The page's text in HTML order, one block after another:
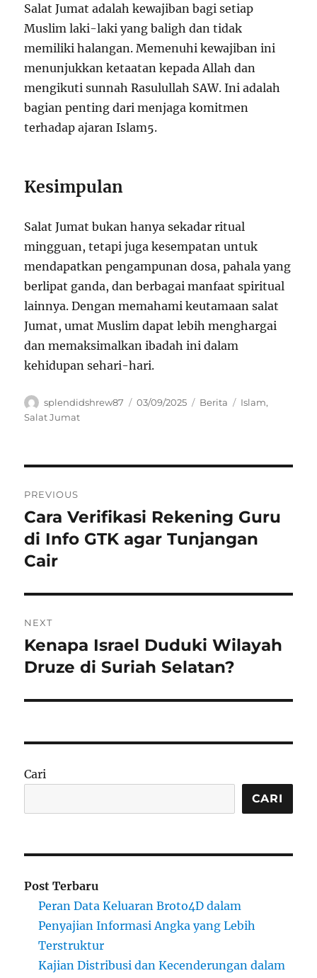
Salat Jumat adalah kewajiban bagi setiap
Muslim laki-laki yang baligh dan tidak
memiliki halangan. Memenuhi kewajiban ini
menunjukkan ketaatan kepada Allah dan
mengikuti sunnah Rasulullah SAW. Ini adalah
bagian penting dari menjaga komitmen
terhadap ajaran Islam5.
Kesimpulan
Salat Jumat bukan hanya sekadar ritual
mingguan, tetapi juga kesempatan untuk
mendapatkan pengampunan dosa, pahala yang
berlipat ganda, dan berbagai manfaat spiritual
lainnya. Dengan memahami keutamaan salat
Jumat, umat Muslim dapat lebih menghargai
dan memaksimalkan ibadah ini dalam
kehidupan sehari-hari.
Author
splendidshrew87
Posted
03/09/2025 Categories
Berita Tags
Islam,
Salat Jumat
pos
PREVIOUS
Previous
post:
Cara Verifikasi Rekening Guru
di Info GTK agar Tunjangan
Cair
NEXT
Next
post:
Kenapa Israel Duduki Wilayah
Druze di Suriah Selatan?
Cari
CARI
Post Terbaru
Peran Data Keluaran Broto4D dalam
Penyajian Informasi Angka yang Lebih
Terstruktur
Kajian Distribusi dan Kecenderungan dalam